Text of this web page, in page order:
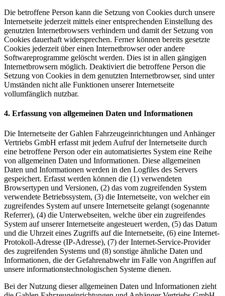
Die betroffene Person kann die Setzung von Cookies durch unsere
Internetseite jederzeit mittels einer entsprechenden Einstellung des
genutzten Internetbrowsers verhindern und damit der Setzung von
Cookies dauerhaft widersprechen. Ferner können bereits gesetzte
Cookies jederzeit über einen Internetbrowser oder andere
Softwareprogramme gelöscht werden. Dies ist in allen gängigen
Internetbrowsern möglich. Deaktiviert die betroffene Person die
Setzung von Cookies in dem genutzten Internetbrowser, sind unter
Umständen nicht alle Funktionen unserer Internetseite
vollumfänglich nutzbar.
4. Erfassung von allgemeinen Daten und Informationen
Die Internetseite der Gahlen Fahrzeugeinrichtungen und Anhänger
Vertriebs GmbH erfasst mit jedem Aufruf der Internetseite durch
eine betroffene Person oder ein automatisiertes System eine Reihe
von allgemeinen Daten und Informationen. Diese allgemeinen
Daten und Informationen werden in den Logfiles des Servers
gespeichert. Erfasst werden können die (1) verwendeten
Browsertypen und Versionen, (2) das vom zugreifenden System
verwendete Betriebssystem, (3) die Internetseite, von welcher ein
zugreifendes System auf unsere Internetseite gelangt (sogenannte
Referrer), (4) die Unterwebseiten, welche über ein zugreifendes
System auf unserer Internetseite angesteuert werden, (5) das Datum
und die Uhrzeit eines Zugriffs auf die Internetseite, (6) eine Internet-
Protokoll-Adresse (IP-Adresse), (7) der Internet-Service-Provider
des zugreifenden Systems und (8) sonstige ähnliche Daten und
Informationen, die der Gefahrenabwehr im Falle von Angriffen auf
unsere informationstechnologischen Systeme dienen.
Bei der Nutzung dieser allgemeinen Daten und Informationen zieht